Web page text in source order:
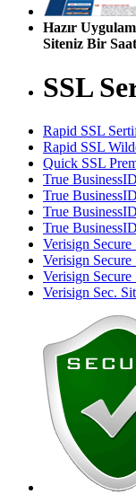
Hazır
Siteniz Bir
SSL
Rapid SSL
Rapid SSL
Quick SSL
True
True
True
True
Verisign Secure
Verisign
Verisign Secure
Verisign Sec.